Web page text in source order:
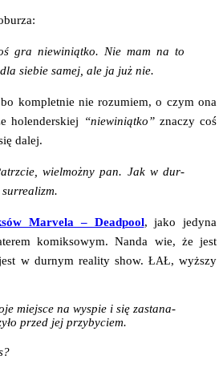
gra nie­wi­niąt­ko. Nie mam na to
sie­bie samej, ale ja już nie.
bo kom­plet­nie nie rozu­miem, o czym ona
holen­der­skiej
“nie­wi­niąt­ko”zna­czy coś
dalej.
wiel­moż­ny pan. Jak w dur­
Marve­la – Dead­po­ol, jako jedy­na
komik­so­wym. Nan­da wie, że jest
w dur­nym reali­ty show. ŁAŁ, wyż­szy
miej­sce na wyspie i się zasta­na­
przed jej przybyciem.